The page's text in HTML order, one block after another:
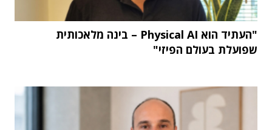
"העתיד הוא Physical AI – בינה מלאכותית
שפועלת בעולם הפיזי"